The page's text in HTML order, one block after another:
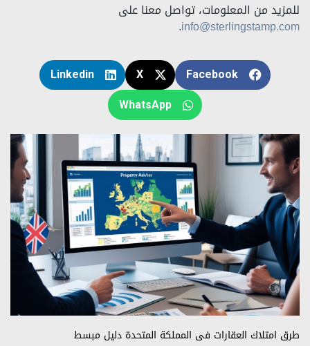
للمزيد من المعلومات، تواصل معنا على
info@sterlingstamp.com
.
Facebook
X
Linkedin
WhatsApp
طرق امتلاك العقارات في المملكة المتحدة دليل مبسط